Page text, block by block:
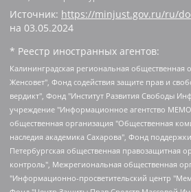
Источник: https://minjust.gov.ru/ru/
на 03.05.2024
* Реестр иностранных агентов:
Калининградская региональная общественная организация "Экозащита!-Женсовет", Фонд содействия защите прав и свобод граждан "Общественный вердикт", Фонд "Институт Развития Свободы Информации", Частное учреждение "Информационное агентство МЕМО. РУ", Региональная общественная организация "Общественная комиссия по сохранению наследия академика Сахарова", Фонд поддержки свободы прессы, Санкт-Петербургская общественная правозащитная организация "Гражданский контроль", Межрегиональная общественная организация "Информационно-просветительский центр "Мемориал", Региональный Фонд "Центр Защиты Прав Средств Массовой Информации", с 05.12.2023 Фонд "Центр Защиты Прав Средств массовой информации", Региональная общественная благотворительная организация помощи беженцам и мигрантам "Гражданское содействие", Негосударственное образовательное учреждение дополнительного профессионального образования (повышение квалификации) специалистов "АКАДЕМИЯ ПО ПРАВАМ ЧЕЛОВЕКА", Свердловская региональная общественная организация "Сутяжник", Автономная некоммерческая организация "Центр независимых социологических исследований", Союз общественных объединений "Российский исследовательский центр по правам человека", Региональное общественное учреждение научно-информационный центр "МЕМОРИАЛ", Некоммерческая организация "Фонд защиты гласности", Автономная некоммерческая организация "Институт прав человека", Городская общественная организация "Екатеринбургское общество "МЕМОРИАЛ", Городская общественная организация "Рязанское историко-просветительское и правозащитное общество "Мемориал" (Рязанский Мемориал), Челябинский региональный орган общественной самодеятельности – женское общественное объединение "Женщины Евразии", Челябинский региональный орган общественной самодеятельности "Уральская правозащитная группа", Фонд содействия защите здоровья и социальной справедливости имени Андрея Рылькова, Автономная Некоммерческая Организация "Аналитический Центр Юрия Левады", Автономная некоммерческая организация социальной поддержки населения "Проект Апрель", Региональная общественная организация помощи женщинам и детям, находящимся в кризисной ситуации "Информационно-методический центр "Анна", Фонд содействия развитию массовых коммуникаций и правовому просвещению "Так-так-Так", Фонд содействия устойчивому развитию "Серебряная тайга", Свердловский региональный общественный фонд социальных проектов "Новое время", "Idel.Реалии", Кавказ.Реалии, Крым.Реалии, Телеканал Настоящее Время, Татаро-башкирская служба Радио Свобода (Azatliq Radiosi), Радио Свободная Европа/Радио Свобода (PCE/PC), "Сибирь.Реалии", "Фактограф", Благотворительный фонд помощи осужденным и их семьям, Автономная некоммерческая организация "Институт глобализации и социальных движений", Фонд "В защиту прав заключенных", Частное учреждение "Центр поддержки и содействия развитию средств массовой информации", Пензенский региональный общественный благотворительный фонд "Гражданский союз", "Север.Реалии", Некоммерческая организация Фонд "Правовая инициатива", Общество с ограниченной ответственностью "Радио Свободная Европа/Радио Свобода", Чешское информационное агентство "MEDIUM-ORIENT", Красноярская региональная общественная организация "Мы против СПИДа", Камалягин Денис Николаевич, Маркелов Сергей Евгеньевич, Пономарев Лев Александрович, Савицкая Людмила Алексеевна, Автономная некоммерческая организация "Центр по работе с проблемой насилия "НАСИЛИЮ.НЕТ", Межрегиональный профессиональный союз работников здравоохранения "Альянс врачей", Юридическое лицо, зарегистрированное в Латвийской Республике, SIA "Medusa Project" (регистрационный номер 40103797863, дата регистрации 10.06.2014), Некоммерческая организация "Фонд по борьбе с коррупцией", Автономная некоммерческая организация "Институт права и публичной политики", Баданин Роман Сергеевич, Гликин Максим Александрович, Железнова Мария Михайловна, Лукьянова Юлия Сергеевна, Маетная Елизавета Витальевна, Маняхин Петр Борисович, Чуракова Ольга Владимировна, Ярош Юлия Петровна, Юридическое лицо "The Insider SIA", зарегистрированное в Риге, Латвийская Республика (дата регистрации 26.06.2015), являющееся администратором доменного имени интернет-издания "The Insider SIA", https://theins.ru, Постернак Алексей Евгеньевич, Рубин Михаил Аркадьевич, Анин Роман Александрович, Юридическое лицо Istories fonds, зарегистрированное в Латвийской Республике (регистрационный номер 50008295751, дата регистрации 24.02.2020), Великовский Дмитрий Александрович, Долинина Ирина Николаевна, Мароховская Алеся Алексеевна, Шлейнов Роман Юрьевич, Шмагун Олеся Валентиновна, Общество с ограниченной ответственностью "Альтаир 2021", Общество с ограниченной ответственностью "Вега 2021", Общество с ограниченной ответственностью "Главный редактор 2021", Общество с ограниченной ответственностью "Ромашки монолит", Важенков Артем Валерьевич, Ивановская областная общественная организация "Центр гендерных исследований", Гурман Юрий Альбертович, Медиапроект "ОВД-Инфо", Егоров Владимир Владимирович, Жилинский Владимир Александрович, Общество с ограниченной ответственностью "ЗП", Иванова София Юрьевна, Карезина Инна Павловна, Кильтау Екатерина Викторовна, Петров Алексей Викторович, Пискунов Сергей Евгеньевич, Смирнов Сергей Сергеевич, Тихонов Михаил Сергеевич, Общество с ограниченной ответственностью "ЖУРНАЛИСТ-ИНОСТРАННЫЙ АГЕНТ", Арапова Галина Юрьевна, Вольтская Татьяна Анатольевна, Американская компания "Mason G.E.S. Anonymous Foundation" (США), являющаяся владельцем интернет-издания https://mnews.world/, Компания "Stichting Bellingcat", зарегистрированная в Нидерландах (дата регистрации 11.07.2018), Захаров Андрей Вячеславович, Клепиковская Екатерина Дмитриевна, Общество с ограниченной ответственностью "МЕМО", Перл Роман Александрович, Симонов Евгений Алексеевич, Соловьева Елена Анатольевна, Сотников Даниил Владимирович, Сурначева Елизавета Дмитриевна, Автономная некоммерческая организация по защите прав человека и информированию населения "Якутия – Наше Мнение", Общество с ограниченной ответственностью "Москоу диджитал медиа", с 26.01.2023 Общество с ограниченной ответственностью "Чайка Белые сады", Ветошкина Валерия Валерьевна, Заговора Максим Александрович, Межрегиональное общественное движение "Российская ЛГБТ - сеть", Оленичев Максим Владимирович, Павлов Иван Юрьевич, Скворцова Елена Сергеевна, Общество с ограниченной ответственностью "Как бы инагент", Кочетков Игорь Викторович, Общество с ограниченной